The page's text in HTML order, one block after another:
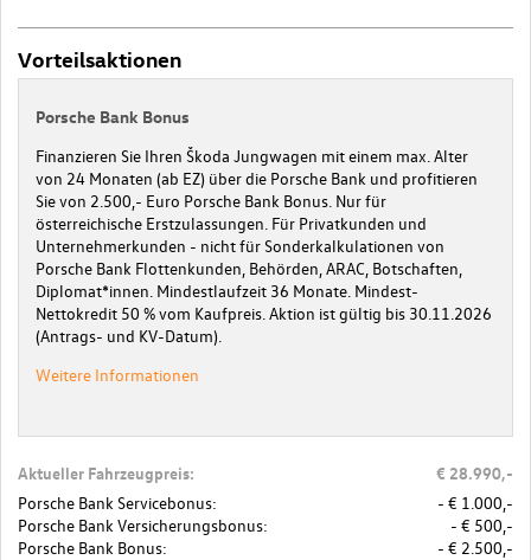
Vorteilsaktionen
Porsche Bank Bonus
Finanzieren Sie Ihren Škoda Jungwagen mit einem max. Alter
von 24 Monaten (ab EZ) über die Porsche Bank und profitieren
Sie von 2.500,- Euro Porsche Bank Bonus. Nur für
österreichische Erstzulassungen. Für Privatkunden und
Unternehmerkunden - nicht für Sonderkalkulationen von
Porsche Bank Flottenkunden, Behörden, ARAC, Botschaften,
Diplomat*innen. Mindestlaufzeit 36 Monate. Mindest-
Nettokredit 50 % vom Kaufpreis. Aktion ist gültig bis 30.11.2026
(Antrags- und KV-Datum).
Weitere Informationen
Aktueller Fahrzeugpreis: € 28.990,-
Porsche Bank Servicebonus:
- € 1.000,-
Porsche Bank Versicherungsbonus:
- € 500,-
Porsche Bank Bonus:
- € 2.500,-